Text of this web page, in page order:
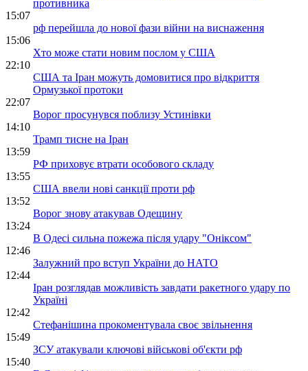
противника
15:07
рф перейшла до нової фази війни на виснаження
15:06
Хто може стати новим послом у США
22:10
США та Іран можуть домовитися про відкриття
Ормузької протоки
22:07
Ворог просунувся поблизу Устинівки
14:10
Трамп тисне на Іран
13:59
РФ приховує втрати особового складу
13:55
США ввели нові санкції проти рф
13:52
Ворог знову атакував Одещину
13:24
В Одесі сильна пожежа після удару "Оніксом"
12:46
Залужний про вступ України до НАТО
12:44
Іран розглядав можливість завдати ракетного удару по
Україні
12:42
Стефанішина прокоментувала своє звільнення
15:49
ЗСУ атакували ключові військові об'єкти рф
15:40